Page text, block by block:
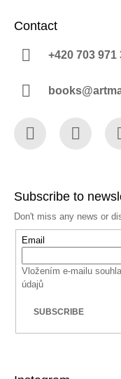
Contact
+420 703 971
Subscribe to
Don't miss any news or
Email
Vložením e-mailu
údajů
SUBSCRIBE